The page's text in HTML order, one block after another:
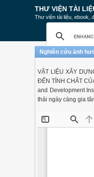
THƯ VIỆN TÀI
Thư viện tài liệu, ebook,
Nghiên cứu ảnh
VẬT LIỆU XÂY
ĐẾN TÍNH CHẤT
and Development
thải ngày càng gia